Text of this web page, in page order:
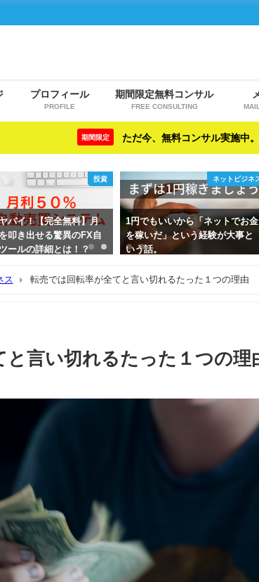
プロフィール
PROFILE
期間限定無料コンサル
FREE CONSULTING
期間限定 ただ今、無料コンサル実施中
ネットビジネス
1円でもいいから「ネットでお金
を稼いだ」という経験が大事と
いう話。
本業を副業にしろ
えるだけで行動と
ス 転売では回転率が全てと言い切れるたった１つの理由
と言い切れるたった１つの理